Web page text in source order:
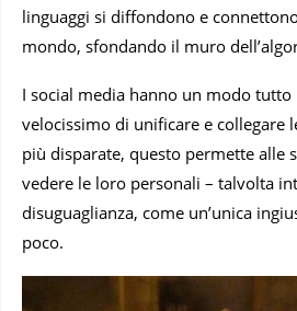
linguaggi si diffondono e
mondo, sfondando il muro
I social media hanno un modo
velocissimo di unificare e collegare
più disparate, questo permette alle
vedere le loro personali – talvolta
disuguaglianza, come un’unica
poco.